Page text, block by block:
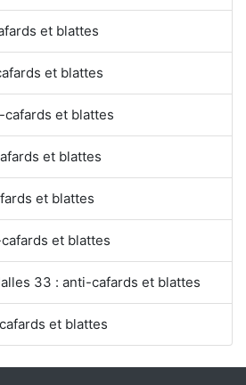
et blattes
et blattes
et blattes
et blattes
et blattes
et blattes
33 : anti-cafards et blattes
et blattes